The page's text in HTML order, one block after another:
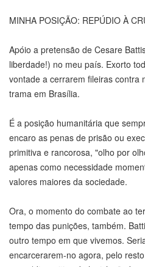
MINHA POSIÇÃO: REPÚDIO À
Apóio a pretensão de Cesare
liberdade!) no meu país. Exorto
vontade a cerrarem fileiras contra
trama em Brasília.
É a posição humanitária que
encaro as penas de prisão ou
primitiva e rancorosa, "olho por
apenas como necessidade
valores maiores da sociedade.
Ora, o momento do combate ao
tempo das punições, também.
outro tempo em que vivemos.
encarcerarem-no agora, pelo